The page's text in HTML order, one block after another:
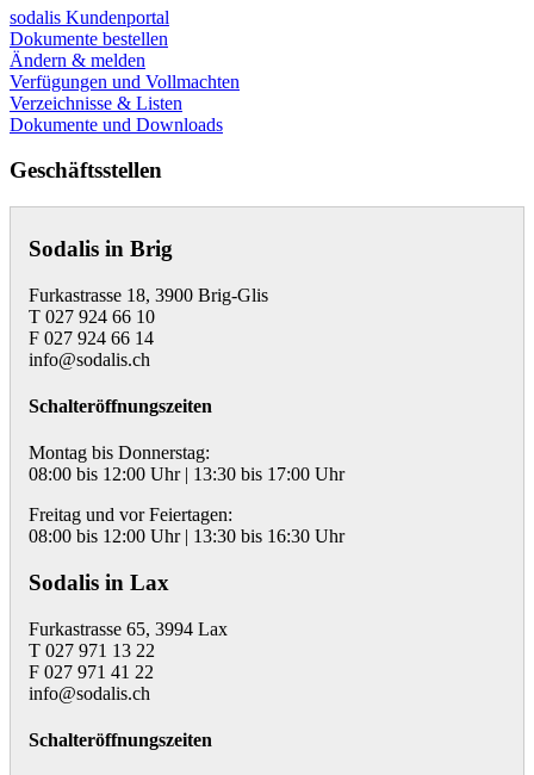
sodalis Kundenportal
Dokumente bestellen
Ändern & melden
Verfügungen und Vollmachten
Verzeichnisse & Listen
Dokumente und Downloads
Geschäftsstellen
Sodalis in Brig
Furkastrasse 18, 3900 Brig-Glis
T 027 924 66 10
F 027 924 66 14
info@sodalis.ch
Schalteröffnungszeiten
Montag bis Donnerstag:
08:00 bis 12:00 Uhr | 13:30 bis 17:00 Uhr
Freitag und vor Feiertagen:
08:00 bis 12:00 Uhr | 13:30 bis 16:30 Uhr
Sodalis in Lax
Furkastrasse 65, 3994 Lax
T 027 971 13 22
F 027 971 41 22
info@sodalis.ch
Schalteröffnungszeiten